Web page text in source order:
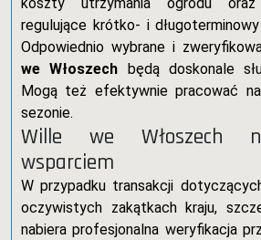
regulujące krótko- i
Odpowiednio wybrane i
we Włoszech będą doskonale
Mogą też efektywnie pracować
sezonie.
Wille we Włoszech
wsparciem
W przypadku transakcji
oczywistych zakątkach kraju,
nabiera profesjonalna weryfikacja